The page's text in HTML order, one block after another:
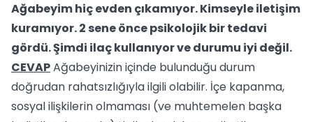
Ağabeyim hiç evden çıkamıyor. Kimseyle iletişim
kuramıyor. 2 sene önce psikolojik bir tedavi
gördü. Şimdi ilaç kullanıyor ve durumu iyi değil.
CEVAPAğabeyinizin içinde bulunduğu durum
doğrudan rahatsızlığıyla ilgili olabilir. İçe kapanma,
sosyal ilişkilerin olmaması (ve muhtemelen başka